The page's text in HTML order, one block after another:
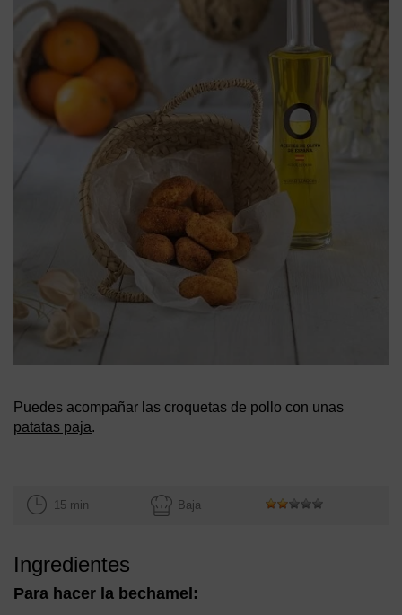
Puedes acompañar las croquetas de pollo con unas
patatas paja.
15 min Baja
Ingredientes
Para hacer la bechamel: